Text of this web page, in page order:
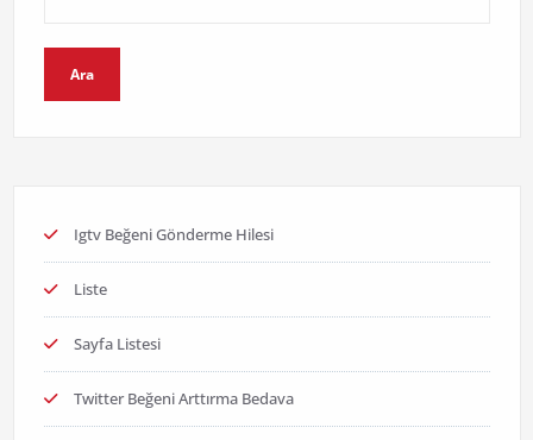
Ara
Igtv Beğeni Gönderme Hilesi
Liste
Sayfa Listesi
Twitter Beğeni Arttırma Bedava